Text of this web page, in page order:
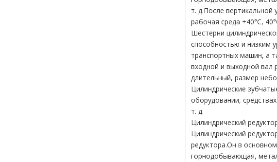
т. д.После
рабочая среда +40°С,
Шестерни
способностью и низким
транспортных машин, а
входной и выходной вал
длительный, размер
Цилиндрические
оборудовании,
т. д.
Цилиндрический
Цилиндрический
редуктора.Он в
горнодобывающая,